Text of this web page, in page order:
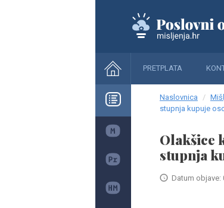
PRETPLATA
Naslovnica
stupnja kupuje
Olakšice
stupnja
Datum objave: